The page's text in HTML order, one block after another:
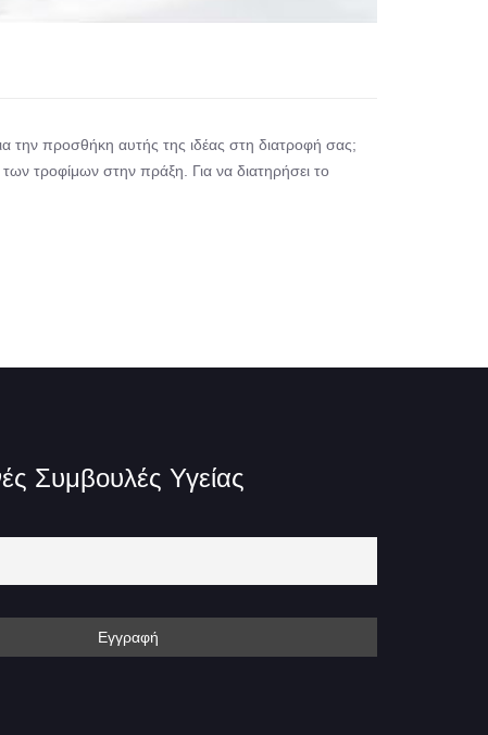
την προσθήκη αυτής της ιδέας στη διατροφή σας;
τροφίμων στην πράξη. Για να διατηρήσει το
Συμβουλές Υγείας